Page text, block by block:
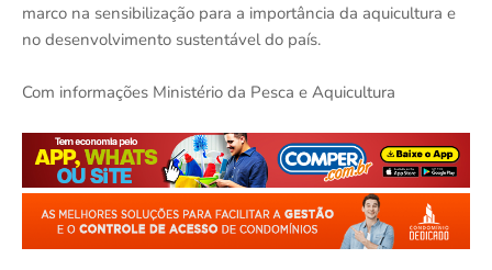
marco na sensibilização para a importância da aquicultura e
no desenvolvimento sustentável do país.
Com informações Ministério da Pesca e Aquicultura